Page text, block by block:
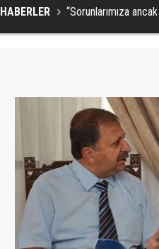
HABERLER “Sorunlarımıza